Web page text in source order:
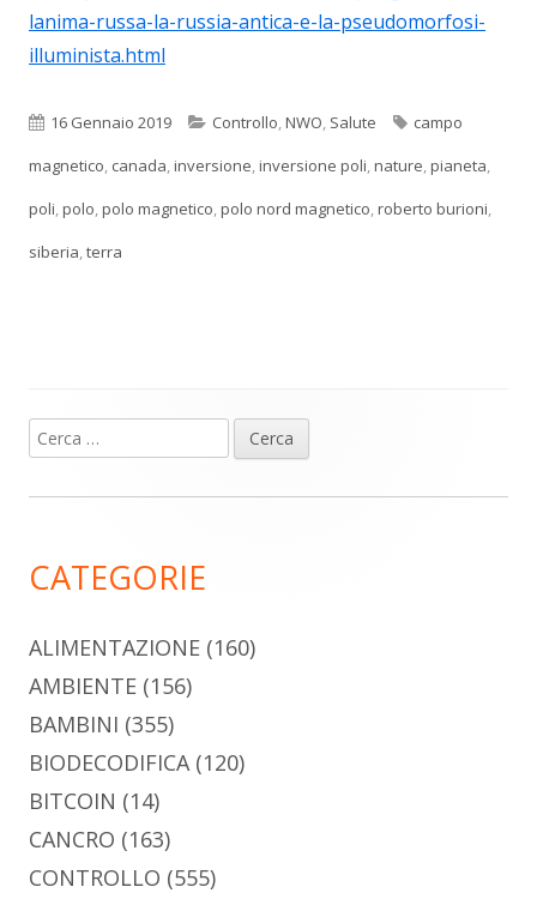
lanima-russa-la-russia-antica-e-la-pseudomorfosi-
illuminista.html
Pubblicato
16 Gennaio 2019 Categorie
Controllo,NWO, Salute Tag
campo
magnetico, canada,inversione,inversione poli,nature,pianeta,
poli,polo,polo magnetico,polo nord magnetico,roberto burioni,
siberia,terra
Barra
laterale
Ricerca
per:
CATEGORIE
ALIMENTAZIONE (160)
AMBIENTE (156)
BAMBINI (355)
BIODECODIFICA(120)
BITCOIN (14)
CANCRO (163)
CONTROLLO (555)